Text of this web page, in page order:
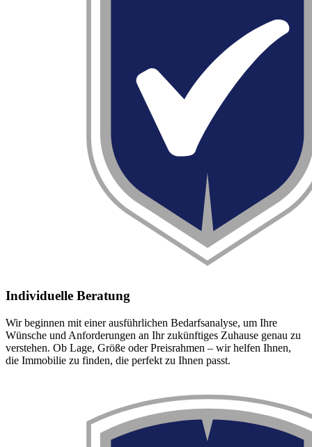
Individuelle Beratung
Wir beginnen mit einer ausführlichen Bedarfsanalyse, um Ihre
Wünsche und Anforderungen an Ihr zukünftiges Zuhause genau zu
verstehen. Ob Lage, Größe oder Preisrahmen – wir helfen Ihnen,
die Immobilie zu finden, die perfekt zu Ihnen passt.